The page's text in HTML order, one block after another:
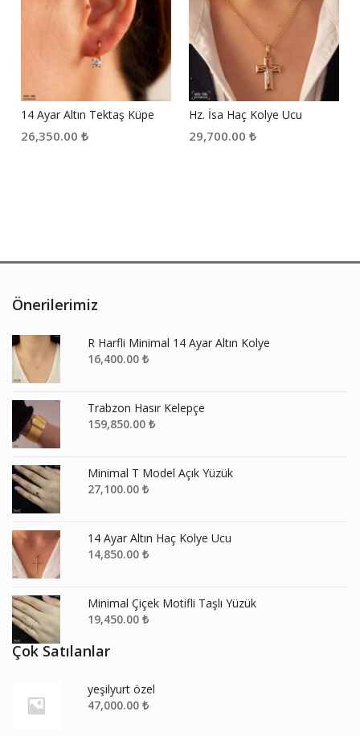
14 Ayar Altın Tektaş Küpe
26,350.00 ₺
Hz. İsa Haç Kolye Ucu
29,700.00 ₺
Önerilerimiz
R Harfli Minimal 14 Ayar Altın Kolye
16,400.00 ₺
Trabzon Hasır Kelepçe
159,850.00 ₺
Minimal T Model Açık Yüzük
27,100.00 ₺
14 Ayar Altın Haç Kolye Ucu
14,850.00 ₺
Minimal Çiçek Motifli Taşlı Yüzük
19,450.00 ₺
Çok Satılanlar
yeşilyurt özel
47,000.00 ₺